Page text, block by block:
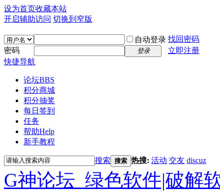
设为首页收藏本站
开启辅助访问 切换到窄版
自动登录 找回密码
密码
登录
立即注册
快捷导航
论坛BBS
积分商城
积分抽奖
每日签到
任务
帮助Help
新手教程
搜索 搜索 热搜: 活动 交友 discuz
G神论坛_绿色软件|破解